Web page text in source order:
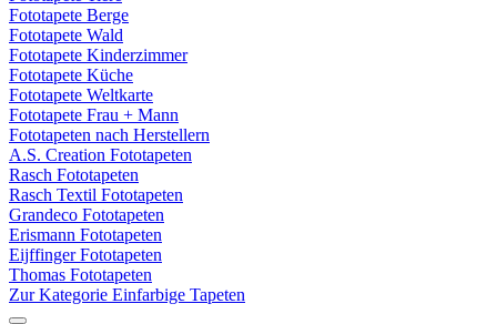
Fototapete Berge
Fototapete Wald
Fototapete Kinderzimmer
Fototapete Küche
Fototapete Weltkarte
Fototapete Frau + Mann
Fototapeten nach Herstellern
A.S. Creation Fototapeten
Rasch Fototapeten
Rasch Textil Fototapeten
Grandeco Fototapeten
Erismann Fototapeten
Eijffinger Fototapeten
Thomas Fototapeten
Zur Kategorie Einfarbige Tapeten